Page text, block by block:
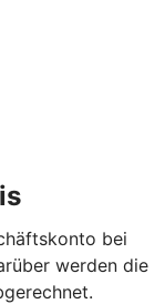
bei
werden die